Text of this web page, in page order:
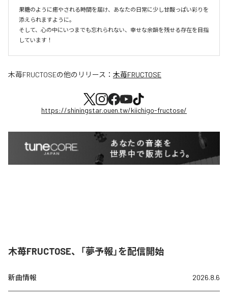
果糖のように癒やされる時間を届け、あなたの日常に少し甘酸っぱい彩りを
添えられますように。
そして、心の中にいつまでも忘れられない、幸せな余韻を残せる存在を目指
しています！
木苺FRUCTOSEの他のリリース： 木苺FRUCTOSE
https://shiningstar.ouen.tw/kiichigo-fructose/
木苺FRUCTOSE、「夢予報」を配信開始
新曲情報 2026.8.6